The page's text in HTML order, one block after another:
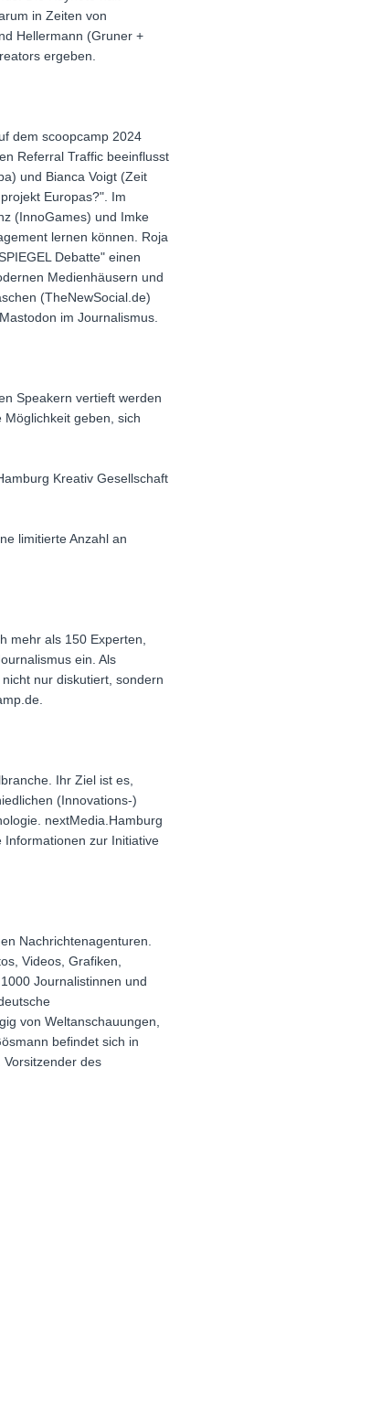
in Zeiten von
Hellermann (Gruner +
ergeben.
dem scoopcamp 2024
Referral Traffic beeinflusst
und Bianca Voigt (Zeit
Europas?". Im
(InnoGames) und Imke
lernen können. Roja
Debatte" einen
Medienhäusern und
(TheNewSocial.de)
im Journalismus.
Speakern vertieft werden
geben, sich
Kreativ Gesellschaft
limitierte Anzahl an
mehr als 150 Experten,
ein. Als
nur diskutiert, sondern
Ihr Ziel ist es,
(Innovations-)
nextMedia.Hamburg
Informationen zur Initiative
Nachrichtenagenturen.
Videos, Grafiken,
Journalistinnen und
von Weltanschauungen,
befindet sich in
des